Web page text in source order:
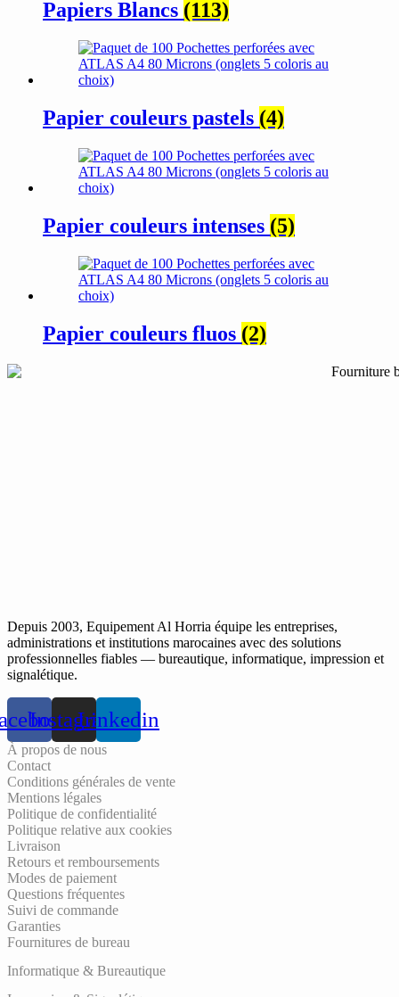
Papiers Blancs (113)
Papier couleurs pastels (4)
Papier couleurs intenses (5)
Papier couleurs fluos (2)
Depuis 2003, Equipement Al Horria équipe les entreprises,
administrations et institutions marocaines avec des solutions
professionnelles fiables — bureautique, informatique, impression et
signalétique.
InstagramLinkedin
À propos de nous
Contact
Conditions générales de vente
Mentions légales
Politique de confidentialité
Politique relative aux cookies
Livraison
Retours et remboursements
Modes de paiement
Questions fréquentes
Suivi de commande
Garanties
Fournitures de bureau
Informatique & Bureautique